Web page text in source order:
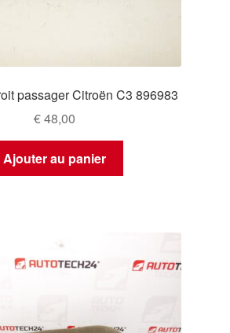
passager Citroën C3 896983
€48,00
Ajouter au panier